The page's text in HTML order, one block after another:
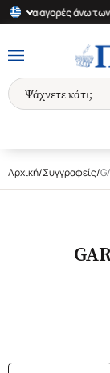
για αγορές άνω των
Αρχική/Συγγραφείς/